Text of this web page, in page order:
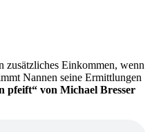
zusätzliches Einkommen, wenn
Nannen seine Ermittlungen
pfeift“ von Michael Bresser